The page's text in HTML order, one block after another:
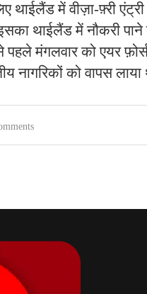
थाईलैंड में वीज़ा-फ़्री
थाईलैंड में नौकरी पाने
पहले मंगलवार को एयर
नागरिकों को वापस लाया